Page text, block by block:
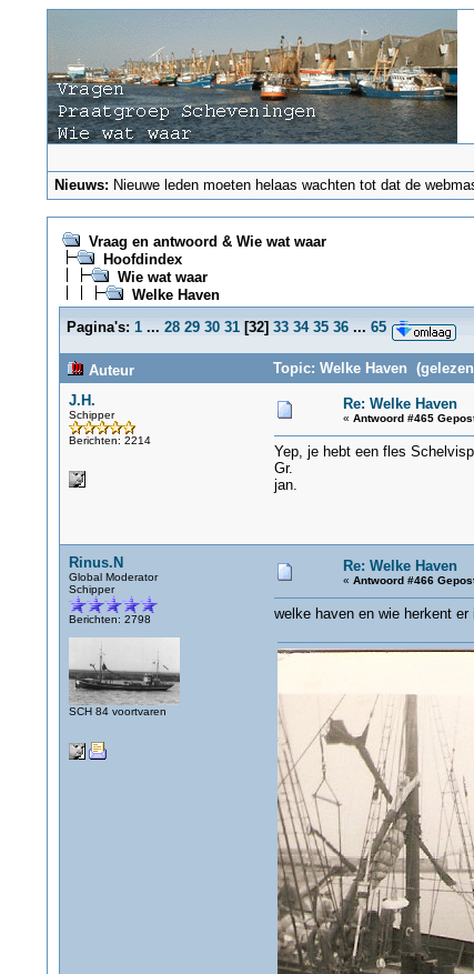
Nieuws: Nieuwe leden moeten helaas wachten tot dat de
Vraag en antwoord & Wie wat waar
Hoofdindex
Wie wat waar
Welke Haven
Pagina's: 1 ... 28 29 30 31[32] 33 34 35 36 ... 65
Auteur
Topic: Welke Haven (gelezen
J.H.
Schipper
Berichten: 2214
Re: Welke Haven
« Antwoord #465
Yep, je hebt een fles
Gr.
jan.
Rinus.N
Global Moderator
Schipper
Berichten: 2798
SCH 84 voortvaren
Re: Welke Haven
« Antwoord #466
welke haven en wie herkent er